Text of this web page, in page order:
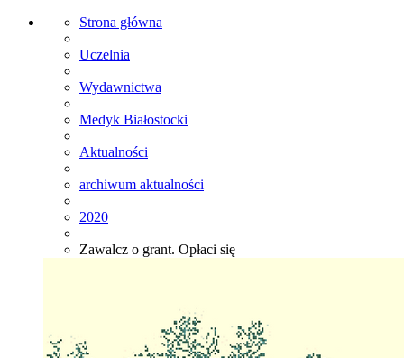
Strona główna
Uczelnia
Wydawnictwa
Medyk Białostocki
Aktualności
archiwum aktualności
2020
Zawalcz o grant. Opłaci się